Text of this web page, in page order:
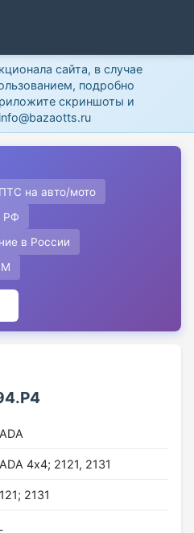
сайта, в случае
подробно
скриншоты и
на авто/мото
РФ
в России
4х4; 2121, 2131
2131